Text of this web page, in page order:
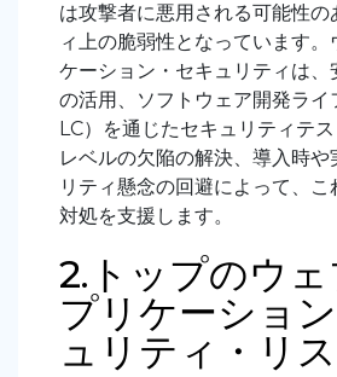
は攻撃者に悪用される可能性の
ィ上の脆弱性となっています。
ケーション・セキュリティは、
の活用、ソフトウェア開発ライ
LC）を通じたセキュリティテ
レベルの欠陥の解決、導入時や
リティ懸念の回避によって、
対処を支援します。
2.トップのウ
プリケーショ
ュリティ・リ